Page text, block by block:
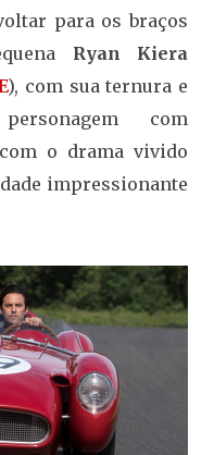
para os braços
Ryan Kiera
), com sua ternura e
com
o drama vivido
impressionante